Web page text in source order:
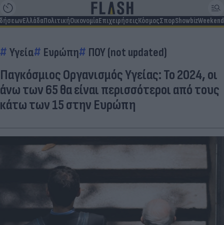
ΕλλάδαΠολιτικήΟικονομίαΕπιχειρήσειςΚόσμοςΣπορShowbizWeekend
Υγεία Ευρώπη ΠΟΥ (not updated)
Παγκόσμιος Οργανισμός Υγείας: Το 2024, οι
άνω των 65 θα είναι περισσότεροι από τους
κάτω των 15 στην Ευρώπη